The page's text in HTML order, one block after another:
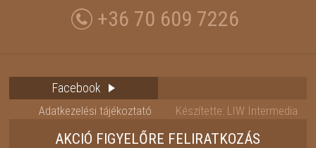
+36 70 609 7226
Facebook
Adatkezelési tájékoztató Készítette: LIW Intermedia
AKCIÓ FIGYELŐRE FELIRATKOZÁS